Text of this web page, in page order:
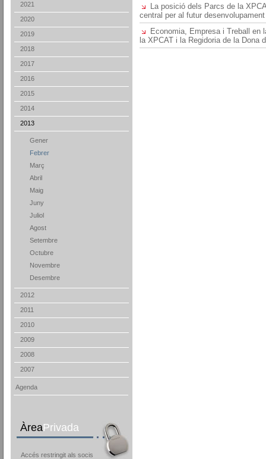
2021
2020
2019
2018
2017
2016
2015
2014
2013
Gener
Febrer
Març
Abril
Maig
Juny
Juliol
Agost
Setembre
Octubre
Novembre
Desembre
2012
2011
2010
2009
2008
2007
Agenda
ÀreaPrivada
Accés restringit als socis
La posició dels Parcs de la
central per al futur
Economia, Empresa i Treball en
la XPCAT i la Regidoria de la Dona